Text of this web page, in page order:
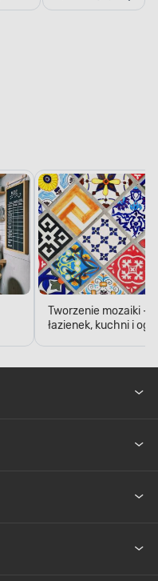
Tworzenie mozaiki -
łazienek, kuchni i